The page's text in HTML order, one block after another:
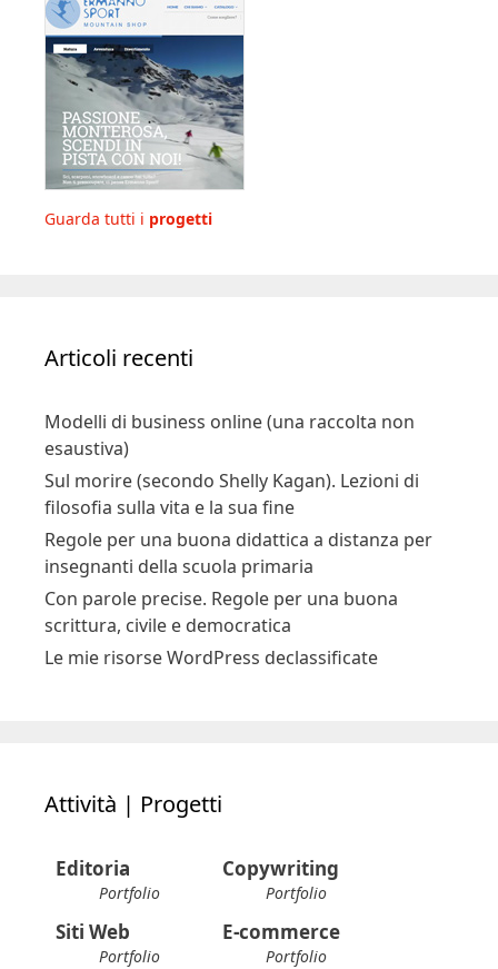
Guarda tutti i progetti
Articoli recenti
Modelli di business online (una raccolta non
esaustiva)
Sul morire (secondo Shelly Kagan). Lezioni di
filosofia sulla vita e la sua fine
Regole per una buona didattica a distanza per
insegnanti della scuola primaria
Con parole precise. Regole per una buona
scrittura, civile e democratica
Le mie risorse WordPress declassificate
Attività | Progetti
Editoria
Portfolio
Copywriting
Portfolio
Siti Web
Portfolio
E-commerce
Portfolio